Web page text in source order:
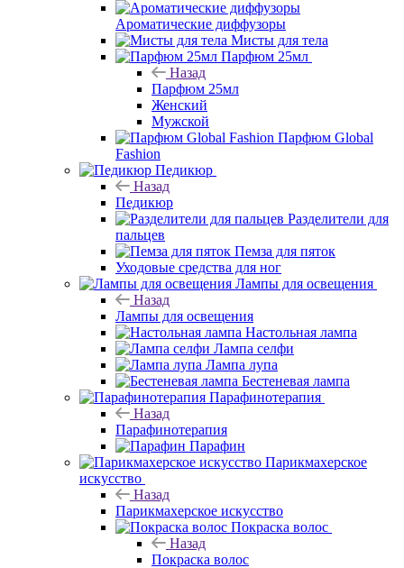
Ароматические диффузоры
Мисты для тела
Парфюм 25мл
Назад
Парфюм 25мл
Женский
Мужской
Парфюм Global
Fashion
Педикюр
Назад
Педикюр
Разделители для
пальцев
Пемза для пяток
Уходовые средства для ног
Лампы для освещения
Назад
Лампы для освещения
Настольная лампа
Лампа селфи
Лампа лупа
Бестеневая лампа
Парафинотерапия
Назад
Парафинотерапия
Парафин
Парикмахерское
искусство
Назад
Парикмахерское искусство
Покраска волос
Назад
Покраска волос